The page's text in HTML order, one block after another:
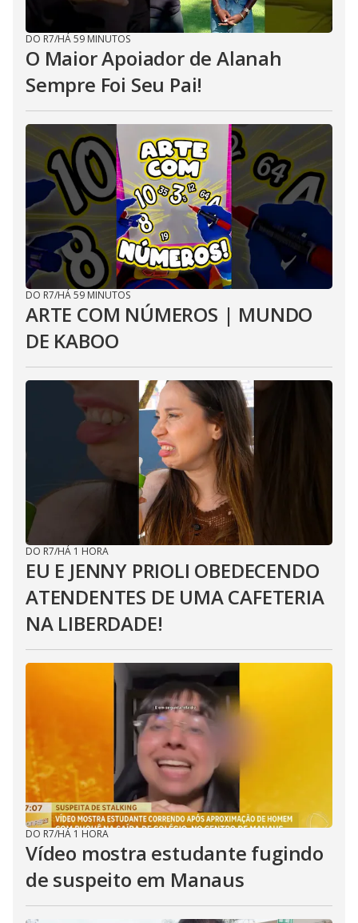
DO R7/HÁ 59 MINUTOS
O Maior Apoiador de Alanah
Sempre Foi Seu Pai!
DO R7/HÁ 59 MINUTOS
ARTE COM NÚMEROS | MUNDO
DE KABOO
DO R7/HÁ 1 HORA
EU E JENNY PRIOLI OBEDECENDO
ATENDENTES DE UMA CAFETERIA
NA LIBERDADE!
DO R7/HÁ 1 HORA
Vídeo mostra estudante fugindo
de suspeito em Manaus